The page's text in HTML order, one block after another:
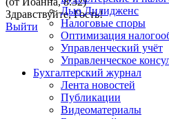
Здравствуйте,Гость!
Выйти
Дью Дилидженс
Налоговые споры
Оптимизация
Управленческий учёт
Управленческое
Бухгалтерский журнал
Лента новостей
Публикации
Видеоматериалы